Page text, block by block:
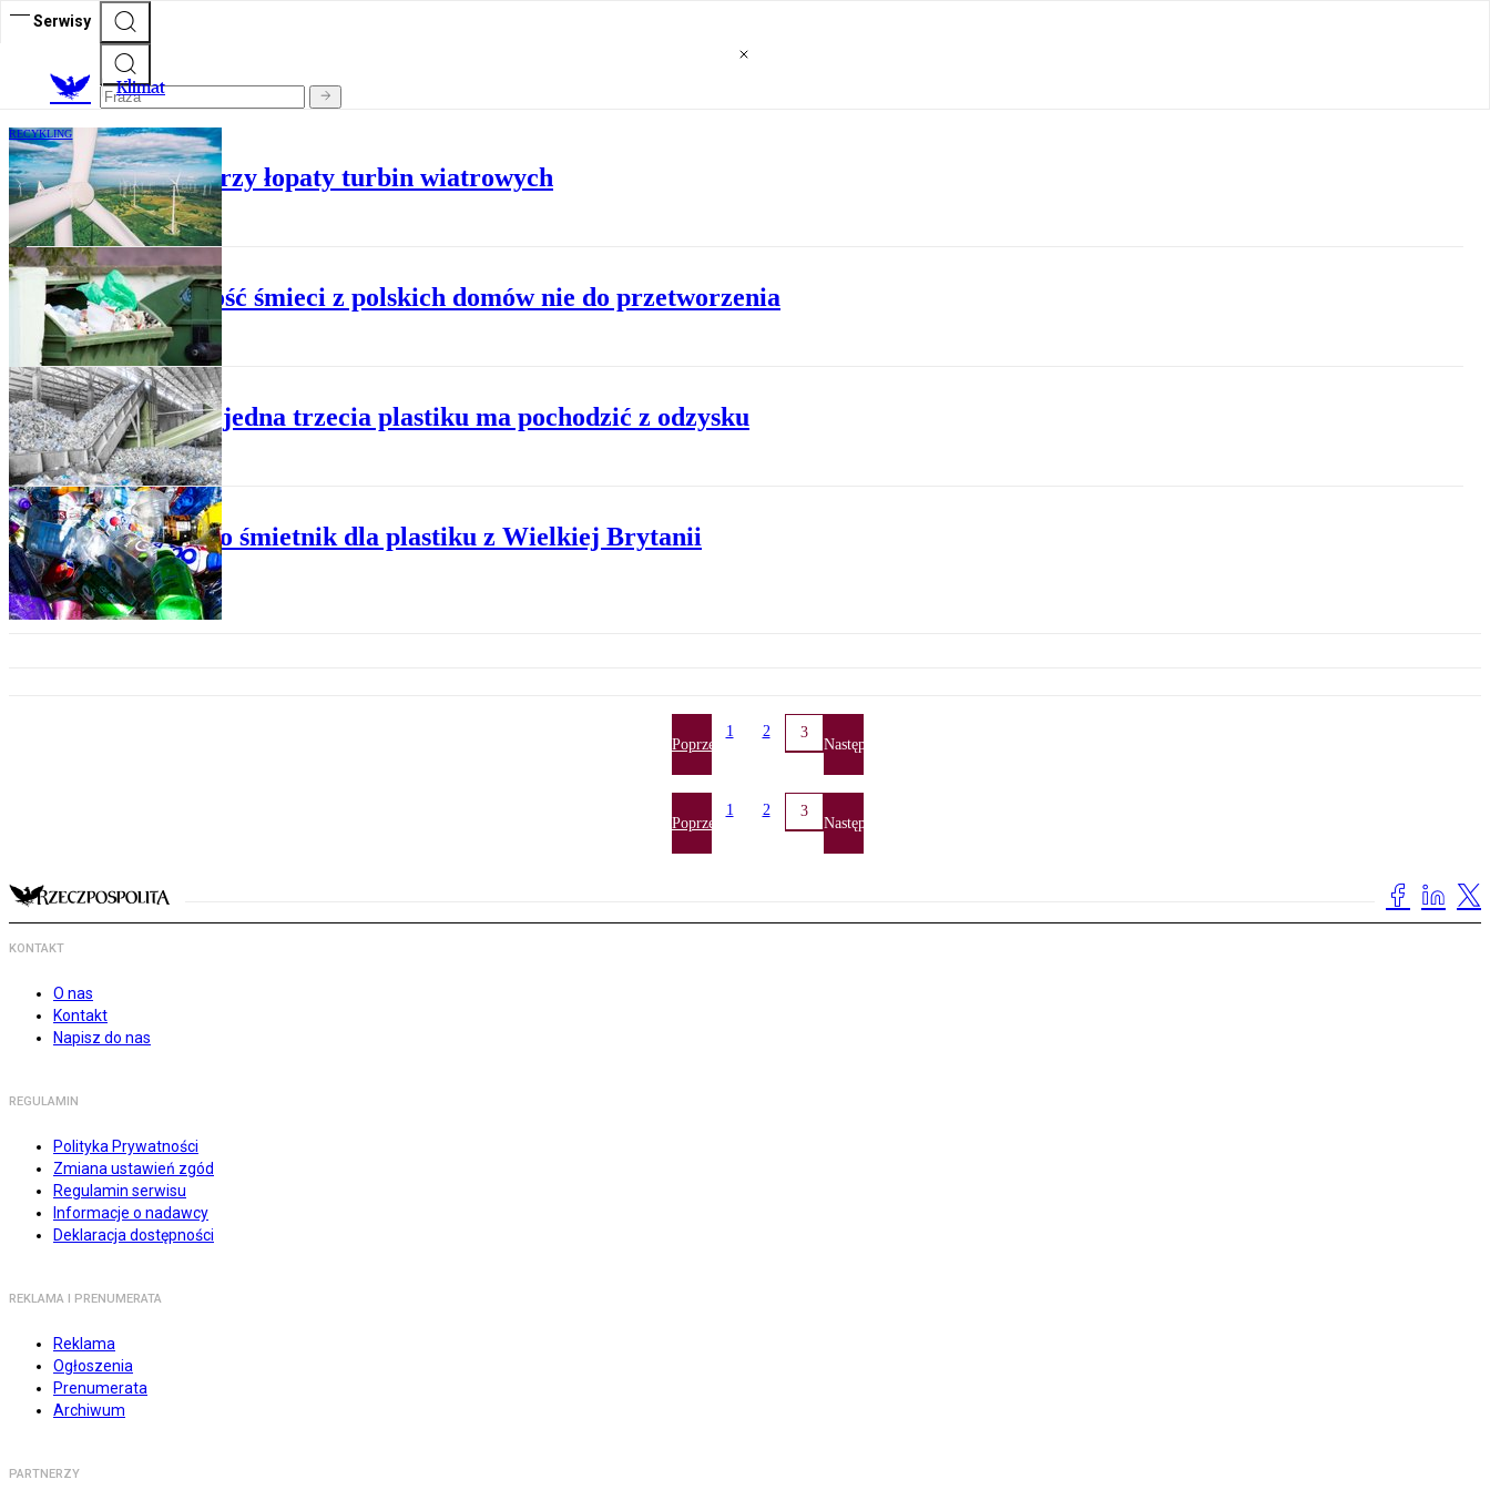
Serwisy
Klimat
RECYKLING
Vattenfall przetworzy łopaty turbin wiatrowych
Większość śmieci z polskich domów nie do przetworzenia
RECYKLING
Za 9 lat jedna trzecia plastiku ma pochodzić z odzysku
RECYKLING
Polska to śmietnik dla plastiku z Wielkiej Brytanii
Poprzednia
1 2 3
Następna
Poprzednia
1 2 3
Następna
KONTAKT
O nas
Kontakt
Napisz do nas
REGULAMIN
Polityka Prywatności
Zmiana ustawień zgód
Regulamin serwisu
Informacje o nadawcy
Deklaracja dostępności
REKLAMA I PRENUMERATA
Reklama
Ogłoszenia
Prenumerata
Archiwum
PARTNERZY